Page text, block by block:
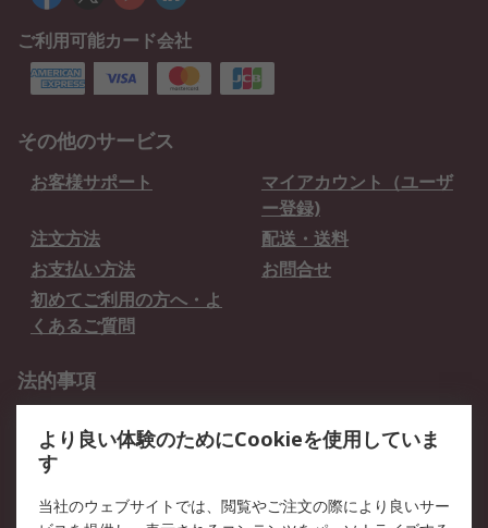
ご利用可能カード会社
その他のサービス
お客様サポート
マイアカウント（ユーザ
ー登録)
注文方法
配送・送料
お支払い方法
お問合せ
初めてご利用の方へ・よ
くあるご質問
法的事項
クッキーポリシー
RSについて
より良い体験のためにCookieを使用していま
す
当社のウェブサイトでは、閲覧やご注文の際により良いサー